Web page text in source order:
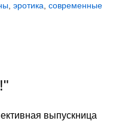
, эротика, современные
выпускница